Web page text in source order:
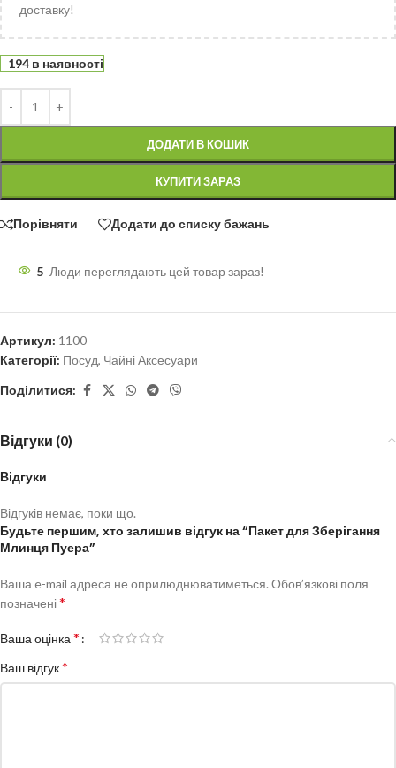
доставку!
194 в наявності
ДОДАТИ В КОШИК
КУПИТИ ЗАРАЗ
Порівняти Додати до списку бажань
5 Люди переглядають цей товар зараз!
Артикул: 1100
Категорії: Посуд, Чайні Аксесуари
Поділитися:
Відгуки (0)
Відгуки
Відгуків немає, поки що.
Будьте першим, хто залишив відгук на “Пакет для Зберігання
Млинця Пуера”
Ваша e-mail адреса не оприлюднюватиметься. Обов’язкові поля
позначені*
Ваша оцінка *
Ваш відгук*